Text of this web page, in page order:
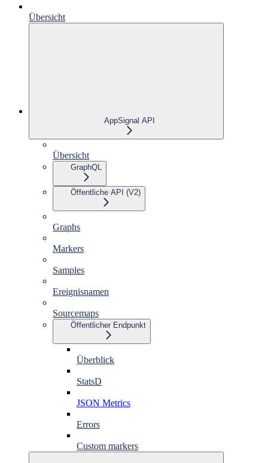
Übersicht
AppSignal API
Übersicht
GraphQL
Öffentliche API (V2)
Graphs
Markers
Samples
Ereignisnamen
Sourcemaps
Öffentlicher Endpunkt
Überblick
StatsD
JSON Metrics
Errors
Custom markers